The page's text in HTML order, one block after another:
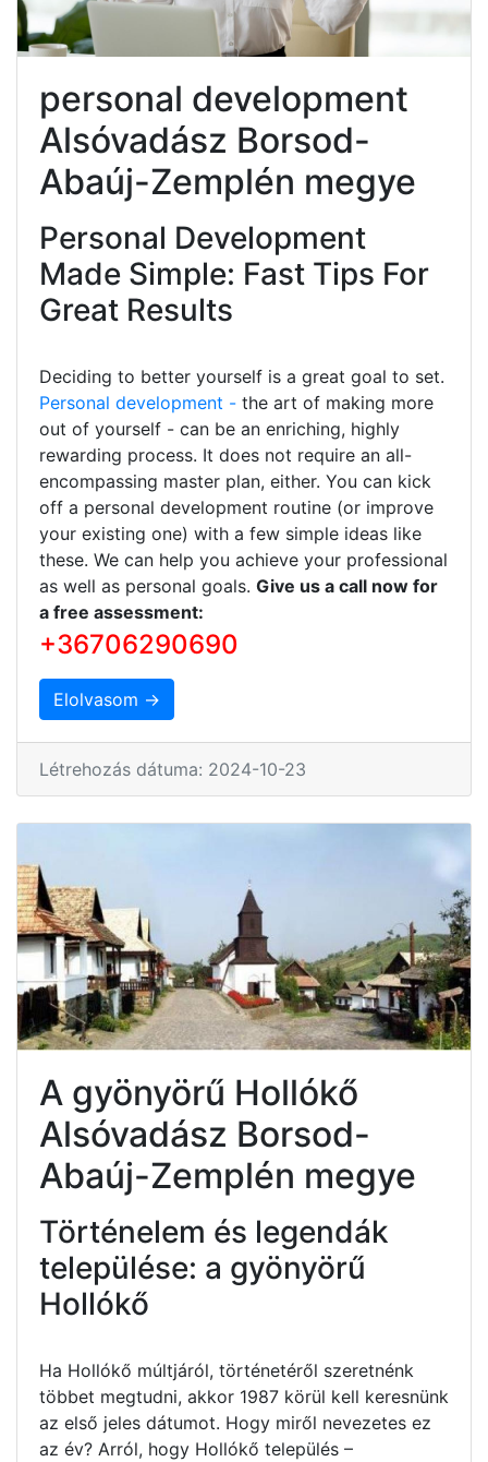
personal development
Alsóvadász Borsod-
Abaúj-Zemplén megye
Personal Development
Made Simple: Fast Tips For
Great Results
Deciding to better yourself is a great goal to set.
Personal development - the art of making more
out of yourself - can be an enriching, highly
rewarding process. It does not require an all-
encompassing master plan, either. You can kick
off a personal development routine (or improve
your existing one) with a few simple ideas like
these. We can help you achieve your professional
as well as personal goals. Give us a call now for
a free assessment:
+36706290690
Elolvasom →
Létrehozás dátuma: 2024-10-23
A gyönyörű Hollókő
Alsóvadász Borsod-
Abaúj-Zemplén megye
Történelem és legendák
települése: a gyönyörű
Hollókő
Ha Hollókő múltjáról, történetéről szeretnénk
többet megtudni, akkor 1987 körül kell keresnünk
az első jeles dátumot. Hogy miről nevezetes ez
az év? Arról, hogy Hollókő település –